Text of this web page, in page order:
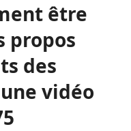
être
propos
des
vidéo